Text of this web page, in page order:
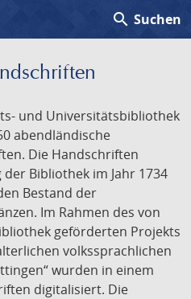
search Suchen
und Universitätsbibliothek
abendländische
Die Handschriften
Bibliothek im Jahr 1734
Bestand der
Im Rahmen des von
geförderten Projekts
volkssprachlichen
wurden in einem
digitalisiert. Die